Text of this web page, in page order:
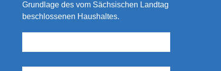
Grundlage des vom Sächsischen Landtag
beschlossenen Haushaltes.